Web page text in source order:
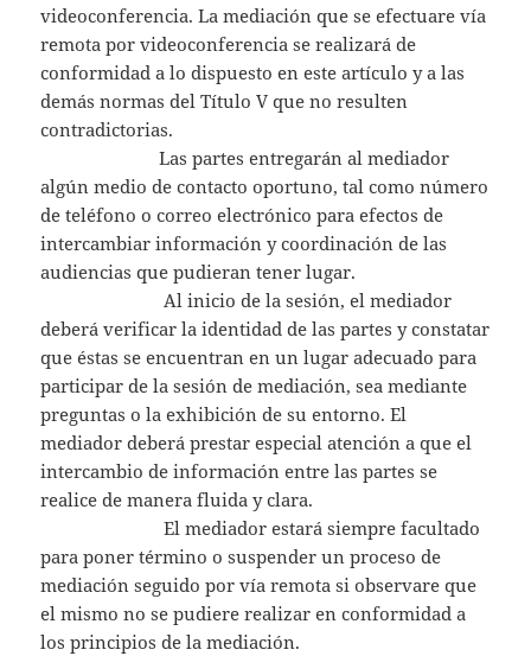
videoconferencia. La mediación que se efectuare vía
remota por videoconferencia se realizará de
conformidad a lo dispuesto en este artículo y a las
demás normas del Título V que no resulten
contradictorias.
Las partes entregarán al mediador
algún medio de contacto oportuno, tal como número
de teléfono o correo electrónico para efectos de
intercambiar información y coordinación de las
audiencias que pudieran tener lugar.
Al inicio de la sesión, el mediador
deberá verificar la identidad de las partes y constatar
que éstas se encuentran en un lugar adecuado para
participar de la sesión de mediación, sea mediante
preguntas o la exhibición de su entorno. El
mediador deberá prestar especial atención a que el
intercambio de información entre las partes se
realice de manera fluida y clara.
El mediador estará siempre facultado
para poner término o suspender un proceso de
mediación seguido por vía remota si observare que
el mismo no se pudiere realizar en conformidad a
los principios de la mediación.